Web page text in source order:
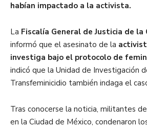
habían impactado a la activista.
La Fiscalía General de Justicia de la
informó que el asesinato de la
investiga bajo el protocolo de
indicó que la Unidad de Investigación
Transfeminicidio también indaga el
Tras conocerse la noticia, militantes
en la Ciudad de México, condenaron